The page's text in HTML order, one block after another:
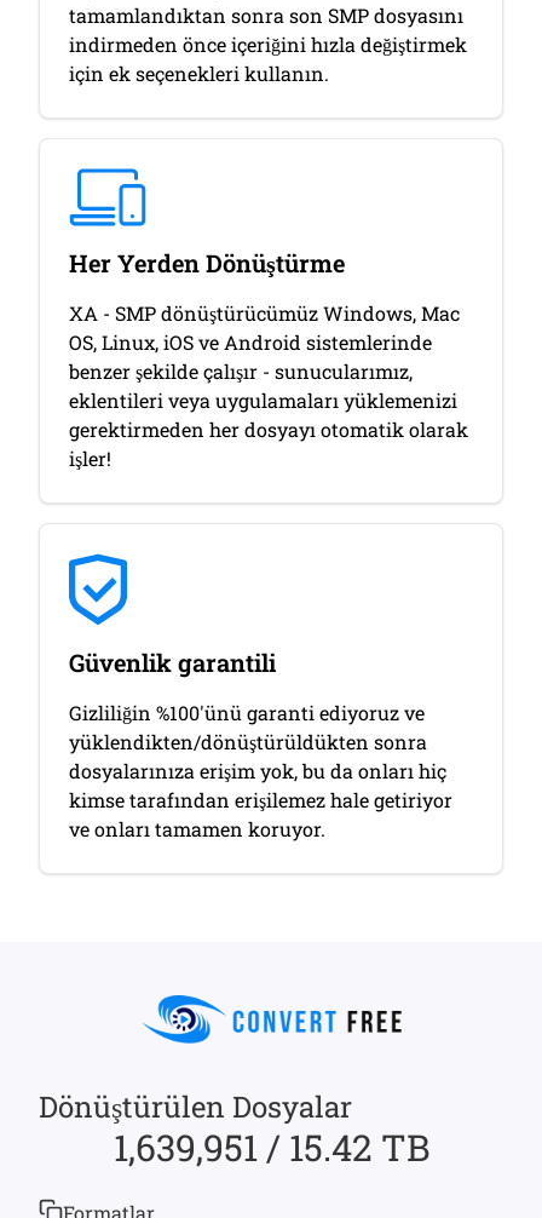
tamamlandıktan sonra son SMP dosyasını
indirmeden önce içeriğini hızla değiştirmek
için ek seçenekleri kullanın.
Her Yerden Dönüştürme
XA - SMP dönüştürücümüz Windows, Mac
OS, Linux, iOS ve Android sistemlerinde
benzer şekilde çalışır - sunucularımız,
eklentileri veya uygulamaları yüklemenizi
gerektirmeden her dosyayı otomatik olarak
işler!
Güvenlik garantili
Gizliliğin %100'ünü garanti ediyoruz ve
yüklendikten/dönüştürüldükten sonra
dosyalarınıza erişim yok, bu da onları hiç
kimse tarafından erişilemez hale getiriyor
ve onları tamamen koruyor.
Dönüştürülen Dosyalar
1,639,951 / 15.42 TB
Formatlar